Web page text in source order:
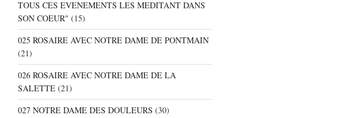
TOUS CES EVENEMENTS LES MEDITANT DANS
SON COEUR" (15)
025 ROSAIRE AVEC NOTRE DAME DE PONTMAIN
(21)
026 ROSAIRE AVEC NOTRE DAME DE LA
SALETTE(21)
027 NOTRE DAME DES DOULEURS (30)